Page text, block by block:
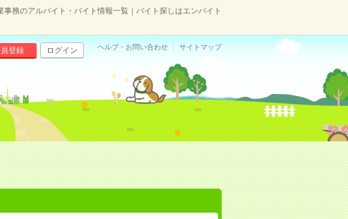
事務のアルバイト・バイト情報一覧｜バイト探しはエンバイト
登録 ログイン ヘルプ・お問い合わせ サイトマップ